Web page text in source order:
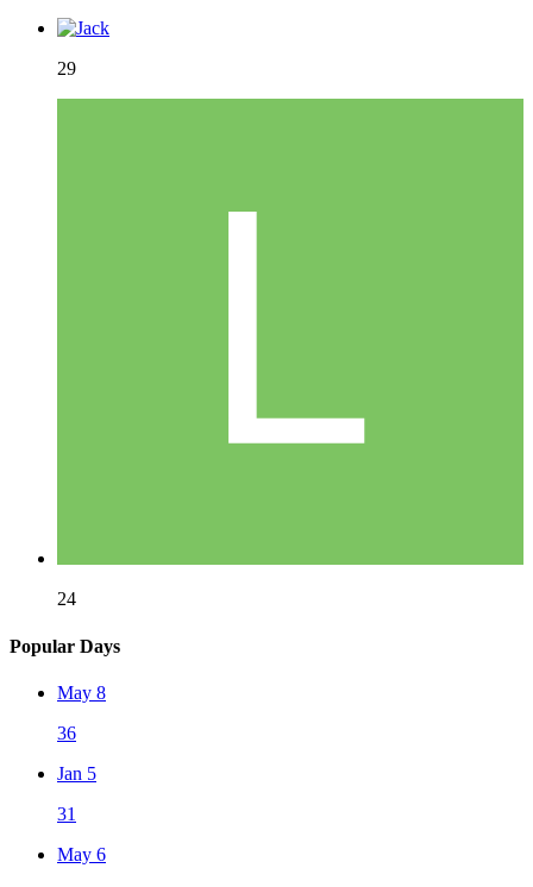
29
24
Popular Days
May 8
36
Jan 5
31
May 6